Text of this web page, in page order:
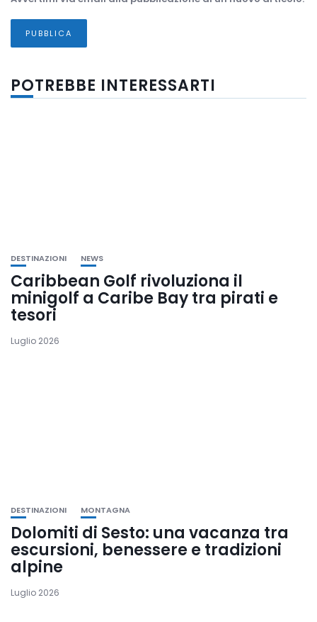
POTREBBE INTERESSARTI
DESTINAZIONI NEWS
Caribbean Golf rivoluziona il
minigolf a Caribe Bay tra pirati e
tesori
Luglio 2026
DESTINAZIONI MONTAGNA
Dolomiti di Sesto: una vacanza tra
escursioni, benessere e tradizioni
alpine
Luglio 2026